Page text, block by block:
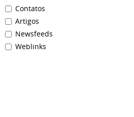
Contatos
Artigos
Newsfeeds
Weblinks